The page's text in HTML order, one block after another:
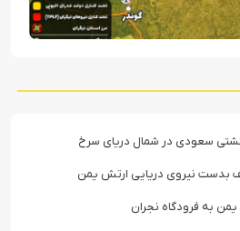
سعودی در شمال دریای سرخ
بدست نیروی دریایی ارتش یمن
به فرودگاه نجران